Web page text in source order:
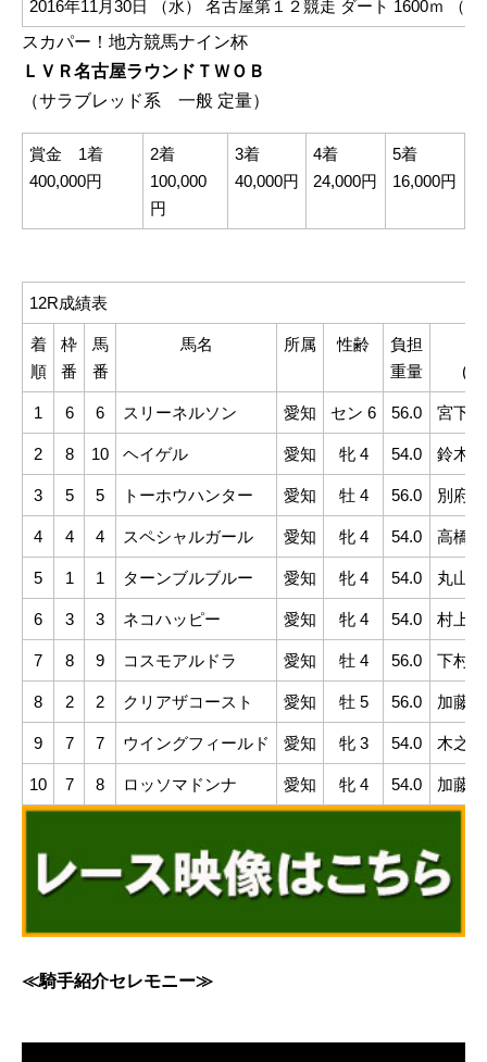
2016年11月30日 （水） 名古屋第１２競走 ダート 1600ｍ （
スカパー！地方競馬ナイン杯
ＬＶＲ名古屋ラウンドＴＷＯＢ
（サラブレッド系 一般 定量）
賞金 1着
400,000円
2着
100,000
円
3着
40,000円
4着
24,000円
5着
16,000円
12R成績表
着
順
枠
番
馬
番
馬名 所属 性齢
負担
重量
(
1 6 6 スリーネルソン 愛知 セン 6 56.0 宮下
2 8 10 ヘイゲル 愛知 牝 4 54.0 鈴木
3 5 5 トーホウハンター 愛知 牡 4 56.0 別府
4 4 4 スペシャルガール 愛知 牝 4 54.0 高橋
5 1 1 ターンブルブルー 愛知 牝 4 54.0 丸山
6 3 3 ネコハッピー 愛知 牝 4 54.0 村上
7 8 9 コスモアルドラ 愛知 牡 4 56.0 下村
8 2 2 クリアザコースト 愛知 牡 5 56.0 加藤
9 7 7 ウイングフィールド 愛知 牝 3 54.0 木之
10 7 8 ロッソマドンナ 愛知 牝 4 54.0 加藤
≪騎手紹介セレモニー≫